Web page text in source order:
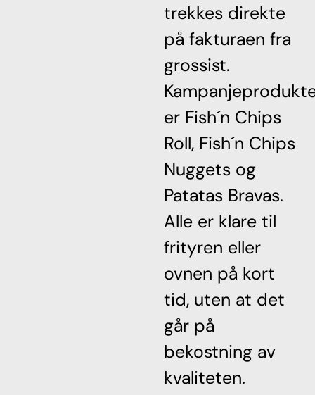
trekkes direkte
på fakturaen fra
grossist.
er Fish´n Chips
Roll, Fish´n Chips
Nuggets og
Patatas Bravas.
Alle er klare til
frityren eller
ovnen på kort
tid, uten at det
går på
bekostning av
kvaliteten.